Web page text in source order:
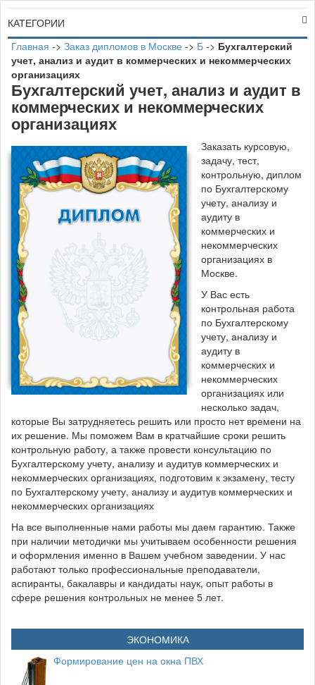
КАТЕГОРИИ
Главная -> Заказ дипломов в Москве -> Б -> Бухгалтерский
учет, анализ и аудит в коммерческих и некоммерческих
организациях
Бухгалтерский учет, анализ и аудит в
коммерческих и некоммерческих
организациях
Заказать курсовую,
задачу, тест,
контрольную, диплом
по Бухгалтерскому
учету, анализу и
аудиту в
коммерческих и
некоммерческих
организациях в
Москве.
У Вас есть
контрольная работа
по Бухгалтерскому
учету, анализу и
аудиту в
коммерческих и
некоммерческих
организациях или
несколько задач,
которые Вы затрудняетесь решить или просто нет времени на
их решение. Мы поможем Вам в кратчайшие сроки решить
контрольную работу, а также провести консультацию по
Бухгалтерскому учету, анализу и аудитув коммерческих и
некоммерческих организациях, подготовим к экзамену, тесту
по Бухгалтерскому учету, анализу и аудитув коммерческих и
некоммерческих организациях
На все выполненные нами работы мы даем гарантию. Также
при наличии методички мы учитываем особенности решения
и оформления именно в Вашем учебном заведении. У нас
работают только профессиональные преподаватели,
аспиранты, бакалавры и кандидаты наук, опыт работы в
сфере решения контрольных не менее 5 лет.
ЭКОНОМИКА
Формирование цен на окна ПВХ